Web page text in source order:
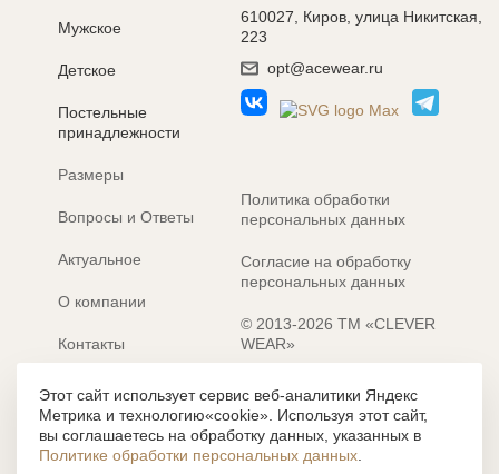
Мужское
Детское
Постельные
принадлежности
Размеры
Вопросы и Ответы
Актуальное
О компании
Контакты
Электронные каталоги
610027, Киров, улица Никитская,
223
opt@acewear.ru
Политика обработки
персональных данных
Согласие на обработку
персональных данных
© 2013-2026 ТМ «CLEVER
WEAR»
Разработка сайта: MACHAON
Все содержание, представленное или отраженное на сайте
https://clever-style.ru, включая, но не ограничиваясь, текстом,
графикой, фотографиями, иллюстрациями и т.д., являются
Этот сайт использует сервис веб-аналитики Яндекс
Метрика и технологию«cookie». Используя этот сайт,
вы соглашаетесь на обработку данных, указанных в
Политике обработки персональных данных